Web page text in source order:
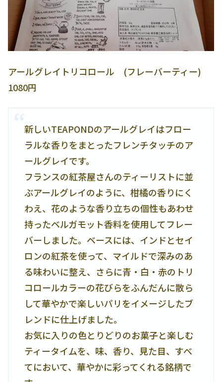
アールグレイトリコロール (フレーバーティー)
1080円
新しいTEAPONDのアールグレイはフロー
ラルな香りをまとったフレンチタッチのア
ールグレイです。
フランスの紅茶屋さんのティーリストに並
ぶアールグレイのように、柑橘の香りにく
わえ、花のような香り立ちの個性もあわせ
持ったベルガモット香料を使用してフレー
バーしました。ベースには、インドとセイ
ロンの紅茶を使って、マイルドで深みのあ
る味わいに整え、さらに青・白・赤のトリ
コロールカラーの花びらをふんだんに散ら
して華やかで楽しいパリをイメージしたブ
レンドに仕上げました。
お気に入りの色とりどりのお菓子と楽しむ
ティータイムを、味、香り、見た目、すべ
てにおいて、華やかに彩ってくれる銘柄で